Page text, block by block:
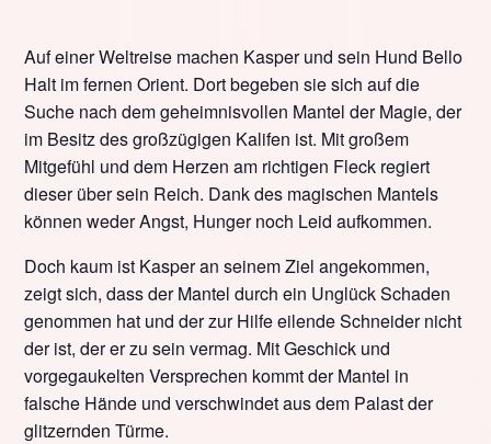
Auf einer Weltreise machen Kasper und sein Hund Bello
Halt im fernen Orient. Dort begeben sie sich auf die
Suche nach dem geheimnisvollen Mantel der Magie, der
im Besitz des großzügigen Kalifen ist. Mit großem
Mitgefühl und dem Herzen am richtigen Fleck regiert
dieser über sein Reich. Dank des magischen Mantels
können weder Angst, Hunger noch Leid aufkommen.
Doch kaum ist Kasper an seinem Ziel angekommen,
zeigt sich, dass der Mantel durch ein Unglück Schaden
genommen hat und der zur Hilfe eilende Schneider nicht
der ist, der er zu sein vermag. Mit Geschick und
vorgegaukelten Versprechen kommt der Mantel in
falsche Hände und verschwindet aus dem Palast der
glitzernden Türme.